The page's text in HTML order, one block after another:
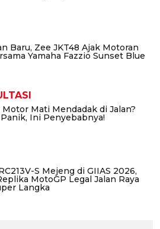
Baru, Zee JKT48 Ajak Motoran
Yamaha Fazzio Sunset Blue
Motor Mati Mendadak di Jalan?
Ini Penyebabnya!
S Mejeng di GIIAS 2026,
MotoGP Legal Jalan Raya
Langka